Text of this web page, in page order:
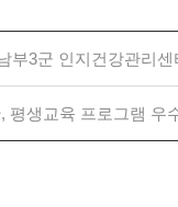
부3군 인지건강관리
평생교육 프로그램 우